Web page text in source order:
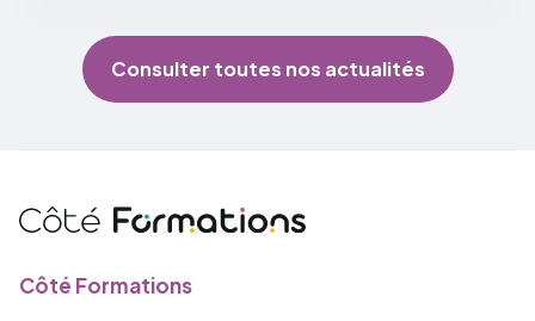
Consulter toutes nos actualités
Côté Formations